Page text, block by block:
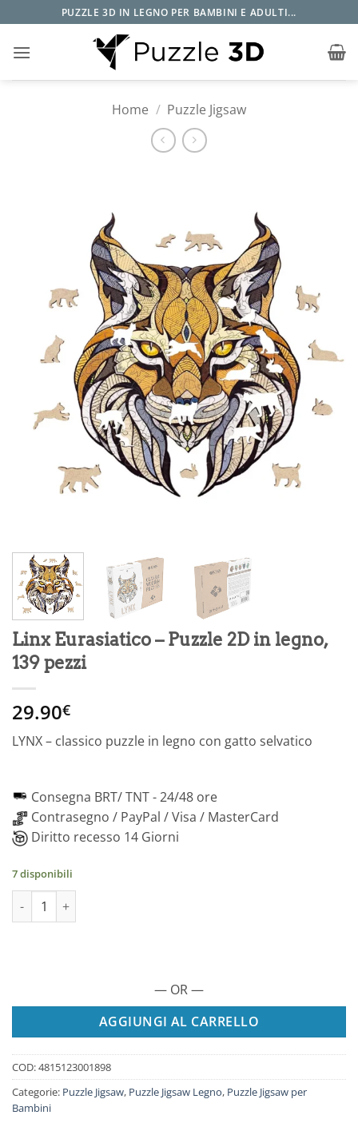
ai
contenuti
PUZZLE 3D IN LEGNO PER BAMBINI E ADULTI...
Home / Puzzle Jigsaw
Linx Eurasiatico – Puzzle 2D in legno,
139 pezzi
29.90€
LYNX – classico puzzle in legno con gatto selvatico
Consegna BRT/ TNT -24/48 ore
Contrasegno / PayPal / Visa / MasterCard
Diritto recesso 14 Giorni
7 disponibili
Linx Eurasiatico - Puzzle 2D in legno, 139 pezzi quantità
— OR —
AGGIUNGI AL CARRELLO
COD:4815123001898
Categorie: Puzzle Jigsaw, Puzzle Jigsaw Legno, Puzzle Jigsaw per
Bambini